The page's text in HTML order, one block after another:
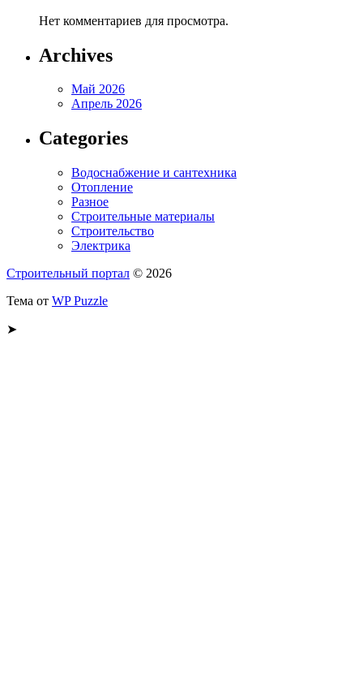
Нет комментариев для просмотра.
Archives
Май 2026
Апрель 2026
Categories
Водоснабжение и сантехника
Отопление
Разное
Строительные материалы
Строительство
Электрика
Строительный портал © 2026
Тема от WP Puzzle
➤